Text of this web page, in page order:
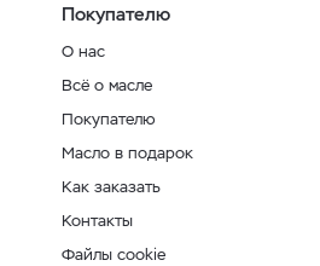
Покупателю
О нас
Всё о масле
Покупателю
Масло в подарок
Как заказать
Контакты
Файлы cookie